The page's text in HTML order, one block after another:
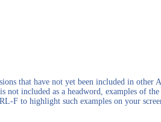
that have not yet been included in
not included as a headword, examples of
F to highlight such examples on your